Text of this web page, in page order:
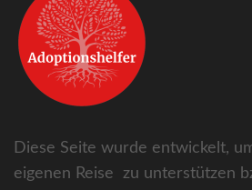
Diese Seite wurde entwickelt,
eigenen Reise zu unterstützen